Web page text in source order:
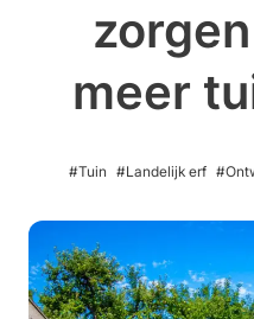
Jouw situatie
Onze oplossingen
Over ons
Werken bij
meer
#Tuin #Landelijk erf